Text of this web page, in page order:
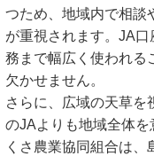
つため、地域内で相談
が重視されます。JA
務まで幅広く使われる
欠かせません。
さらに、広域の天草を
のJAよりも地域全体を
くさ農業協同組合は